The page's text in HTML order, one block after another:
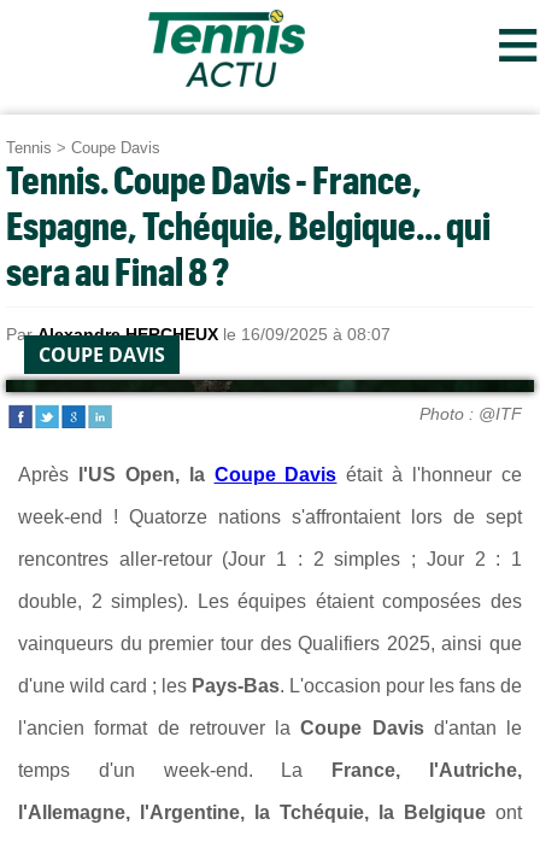
≡
Tennis > Coupe Davis
Tennis. Coupe Davis - France,
Espagne, Tchéquie, Belgique... qui
sera au Final 8 ?
ParAlexandre HERCHEUX le 16/09/2025 à 08:07
COUPE DAVIS
Photo : @ITF
Après l'US Open, la Coupe Davis étaità l'honneur ce
week-end ! Quatorze nations s'affrontaient lors de sept
rencontres aller-retour (Jour 1 : 2 simples ; Jour 2 : 1
double, 2 simples). Les équipes étaient composées des
vainqueurs du premier tour des Qualifiers 2025, ainsi que
d'une wild card ; les Pays-Bas. L'occasion pour les fans de
l'ancien format de retrouver laCoupe Davisd'antan le
temps d'un week-end. La France, l'Autriche,
l'Allemagne, l'Argentine, la Tchéquie, la Belgique ont